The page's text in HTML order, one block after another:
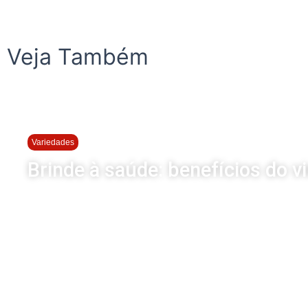
Veja Também
Variedades
Brinde à saúde: benefícios do